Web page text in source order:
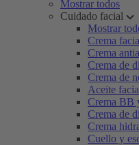
Mostrar todos
Cuidado facial
Mostrar
Crema
Crema
Crema de
Crema de
Aceite
Crema BB
Crema de
Crema
Cuello y